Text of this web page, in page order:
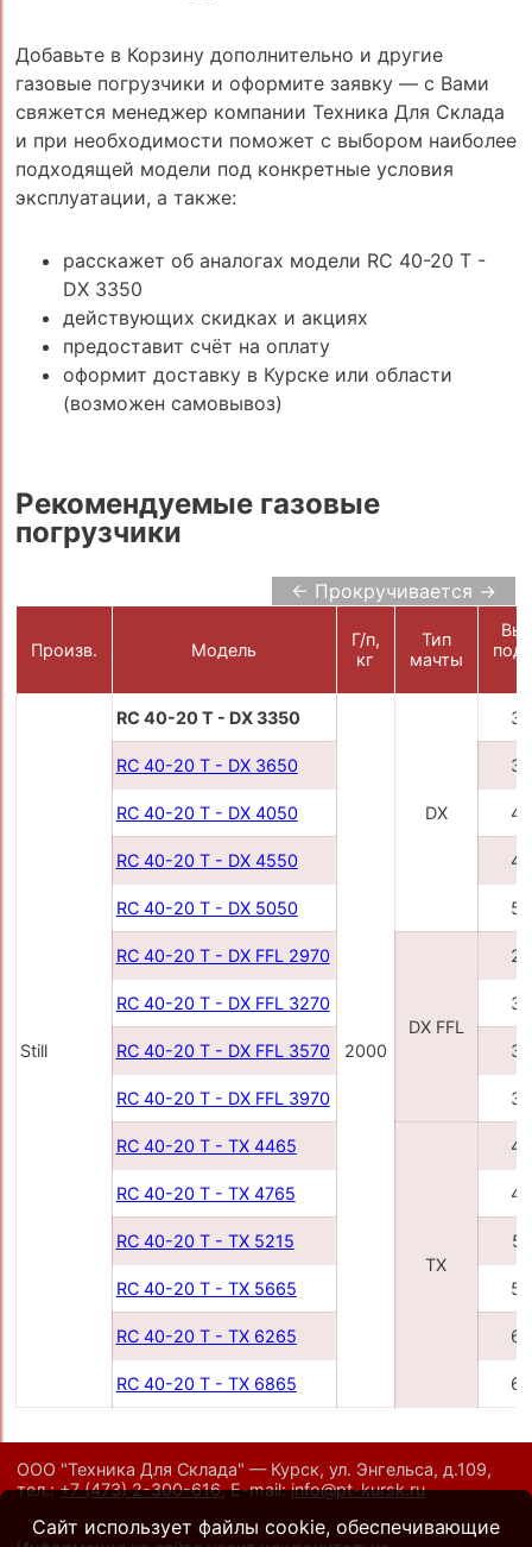
Добавьте в Корзину дополнительно и другие
газовые погрузчики и оформите заявку — с Вами
свяжется менеджер компании Техника Для Склада
и при необходимости поможет с выбором наиболее
подходящей модели под конкретные условия
эксплуатации, а также:
расскажет об аналогах модели RC 40-20 T -
DX 3350
действующих скидках и акциях
предоставит счёт на оплату
оформит доставку в Курске или области
(возможен самовывоз)
Рекомендуемые газовые
погрузчики
← Прокручивается →
Произв. Модель
Г/п,
кг
Тип
мачты
Still
RC 40-20 T - DX 3350
2000
DX
RC 40-20 T - DX 3650
RC 40-20 T - DX 4050
RC 40-20 T - DX 4550
RC 40-20 T - DX 5050
RC 40-20 T - DX FFL 2970
DX FFL
RC 40-20 T - DX FFL 3270
RC 40-20 T - DX FFL 3570
RC 40-20 T - DX FFL 3970
RC 40-20 T - TX 4465
TX
RC 40-20 T - TX 4765
RC 40-20 T - TX 5215
RC 40-20 T - TX 5665
RC 40-20 T - TX 6265
RC 40-20 T - TX 6865
ООО "Техника Для Склада" — Курск, ул. Энгельса, д.109,
тел.:+7 (473) 2-300-616,E-mail:info@pt-kursk.ru
Сайт использует файлы cookie, обеспечивающие